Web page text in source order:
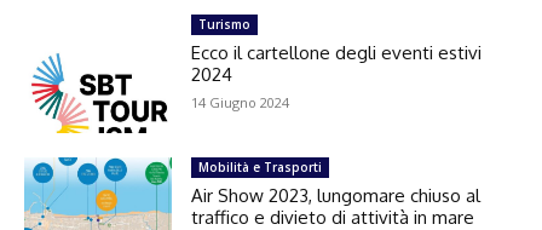
Turismo
Ecco il cartellone degli eventi estivi
2024
14 Giugno 2024
Mobilità e Trasporti
Air Show 2023, lungomare chiuso al
traffico e divieto di attività in mare